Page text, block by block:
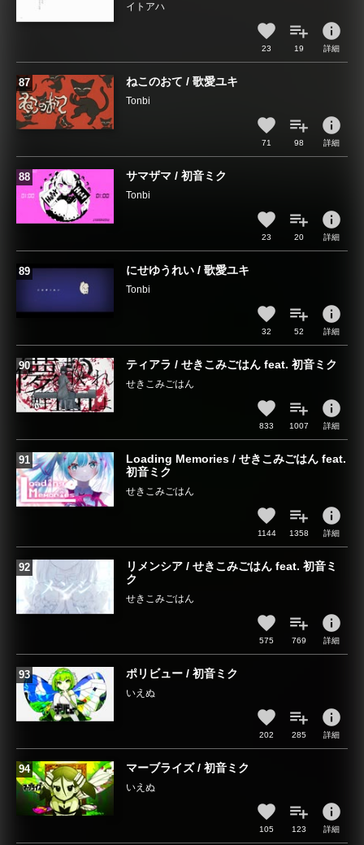
イトアハ
23 19
info
詳細
ねこのおて / 歌愛ユキ
Tonbi
71 98
info
詳細
サマザマ / 初音ミク
Tonbi
23 20
info
詳細
にせゆうれい / 歌愛ユキ
Tonbi
32 52
info
詳細
ティアラ / せきこみごはん feat. 初音ミク
せきこみごはん
833 1007
info
詳細
Loading Memories / せきこみごはん feat.
初音ミク
せきこみごはん
1144 1358
info
詳細
リメンシア / せきこみごはん feat. 初音ミ
ク
せきこみごはん
575 769
info
詳細
ポリビュー / 初音ミク
いえぬ
202 285
info
詳細
マーブライズ / 初音ミク
いえぬ
105 123
info
詳細